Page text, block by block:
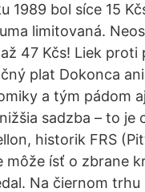
1989 bol síce 15
limitovaná.
47 Kčs! Liek proti
plat Dokonca
a tým pádom
sadzba – to
historik FRS
môže ísť o zbrane
Na čiernom